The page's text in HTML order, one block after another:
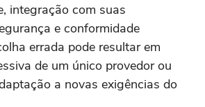
integração com suas
e conformidade
errada pode resultar em
de um único provedor ou
a novas exigências do